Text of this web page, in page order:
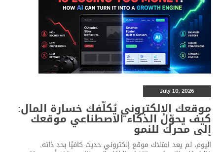
July 10, 2026
موقعك الإلكتروني يُكلّفك خسارة المال:
كيف يحوّل الذكاء الاصطناعي موقعك
إلى محرك للنمو
اليوم، لم يعد امتلاك موقع إلكتروني حديث كافيًا بحد ذاته.